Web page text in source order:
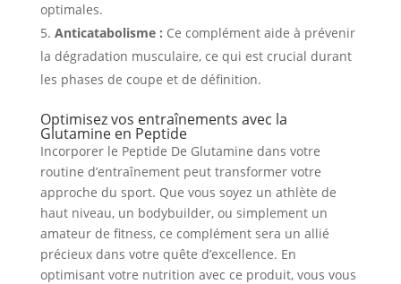
optimales.
Anticatabolisme : Ce complément aide à prévenir
la dégradation musculaire, ce qui est crucial durant
les phases de coupe et de définition.
Optimisez vos entraînements avec la
Glutamine en Peptide
Incorporer le Peptide De Glutamine dans votre
routine d’entraînement peut transformer votre
approche du sport. Que vous soyez un athlète de
haut niveau, un bodybuilder, ou simplement un
amateur de fitness, ce complément sera un allié
précieux dans votre quête d’excellence. En
optimisant votre nutrition avec ce produit, vous vous